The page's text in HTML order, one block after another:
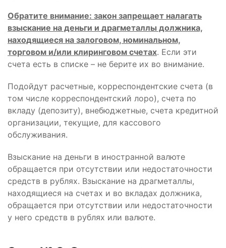
Обратите внимание: закон запрещает налагать
взыскание на деньги и драгметаллы должника,
находящиеся на залоговом, номинальном,
торговом и/или клиринговом счетах. Если эти
счета есть в списке – не берите их во внимание.
Подойдут расчетные, корреспондентские счета (в
том числе корреспондентский лоро), счета по
вкладу (депозиту), внебюджетные, счета кредитной
организации, текущие, для кассового
обслуживания.
Взыскание на деньги в иностранной валюте
обращается при отсутствии или недостаточности
средств в рублях. Взыскание на драгметаллы,
находящиеся на счетах и во вкладах должника,
обращается при отсутствии или недостаточности
у него средств в рублях или валюте.